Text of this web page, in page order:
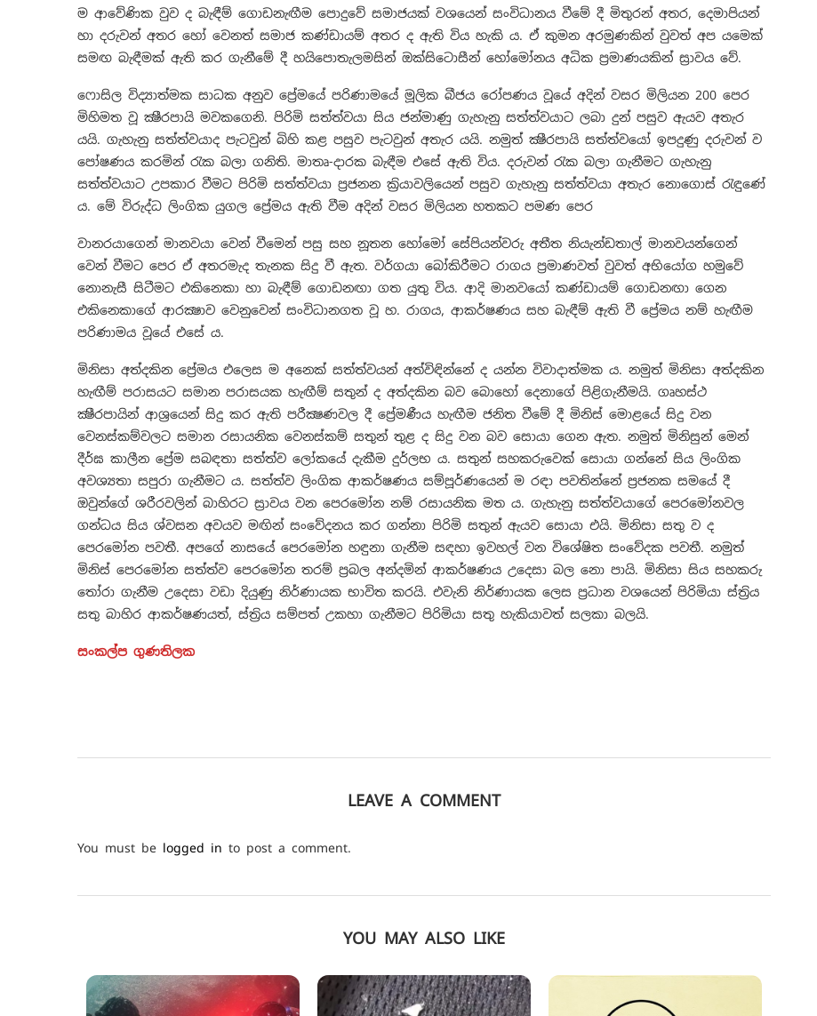
ම ආවේණික වුව ද බැඳීම් ගොඩනැඟීම පොදුවේ සමාජයක් වශයෙන් සංවිධානය වීමේ දී මිතුරන් අතර, දෙමාපියන්
හා දරුවන් අතර හෝ වෙනත් සමාජ කණ්ඩායම් අතර ද ඇති විය හැකි ය. ඒ කුමන අරමුණකින් වුවත් අප යමෙක්
සමඟ බැඳීමක් ඇති කර ගැනීමේ දී හයිපොතැලමසින් ඔක්සිටොසීන් හෝමෝනය අධික ප්‍රමාණයකින් ස්‍රාවය වේ.
ෆොසිල විද්‍යාත්මක සාධක අනුව ප්‍රේමයේ පරිණාමයේ මූලික බීජය රෝපණය වූයේ අදින් වසර මිලියන 200 පෙර
මිහිමත වූ ක්‍ෂීරපායි මවකගෙනි. පිරිමි සත්ත්වයා සිය ජන්මාණු ගැහැනු සත්ත්වයාට ලබා දුන් පසුව ඇයව අතැර
යයි. ගැහැනු සත්ත්වයාද පැටවුන් බිහි කළ පසුව පැටවුන් අතැර යයි. නමුත් ක්‍ෂීරපායි සත්ත්වයෝ ඉපදුණු දරුවන් ව
පෝෂණය කරමින් රැක බලා ගනිති. මාතෘ-දාරක බැඳීම එසේ ඇති විය. දරුවන් රැක බලා ගැනීමට ගැහැනු
සත්ත්වයාට උපකාර වීමට පිරිමි සත්ත්වයා ප්‍රජනන ක්‍රියාවලියෙන් පසුව ගැහැනු සත්ත්වයා අතැර නොගොස් රැඳුණේ
ය. මේ විරුද්ධ ලිංගික යුගල ප්‍රේමය ඇති වීම අදින් වසර මිලියන හතකට පමණ පෙර
වානරයාගෙන් මානවයා වෙන් වීමෙන් පසු සහ නූතන හෝමෝ සේපියන්වරු අතීත නියැන්ඩතාල් මානවයන්ගෙන්
වෙන් වීමට පෙර ඒ අතරමැද තැනක සිදු වී ඇත. වර්ගයා බෝකිරීමට රාගය ප්‍රමාණවත් වුවත් අභියෝග හමුවේ
නොනැසී සිටීමට එකිනෙකා හා බැඳීම් ගොඩනඟා ගත යුතු විය. ආදි මානවයෝ කණ්ඩායම් ගොඩනඟා ගෙන
එකිනෙකාගේ ආරක්‍ෂාව වෙනුවෙන් සංවිධානගත වූ හ. රාගය, ආකර්ෂණය සහ බැඳීම් ඇති වී ප්‍රේමය නම් හැඟීම
පරිණාමය වූයේ එසේ ය.
මිනිසා අත්දකින ප්‍රේමය එලෙස ම අනෙක් සත්ත්වයන් අත්විඳින්නේ ද යන්න විවාදාත්මක ය. නමුත් මිනිසා අත්දකින
හැඟීම් පරාසයට සමාන පරාසයක හැඟීම් සතුන් ද අත්දකින බව බොහෝ දෙනාගේ පිළිගැනීමයි. ගෘහස්ථ
ක්‍ෂීරපායින් ආශ්‍රයෙන් සිදු කර ඇති පරීක්‍ෂණවල දී ප්‍රේමණීය හැඟීම ජනිත වීමේ දී මිනිස් මොළයේ සිදු වන
වෙනස්කම්වලට සමාන රසායනික වෙනස්කම් සතුන් තුළ ද සිදු වන බව සොයා ගෙන ඇත. නමුත් මිනිසුන් මෙන්
දීර්ඝ කාලීන ප්‍රේම සබඳතා සත්ත්ව ලෝකයේ දැකීම දුර්ලභ ය. සතුන් සහකරුවෙක් සොයා ගන්නේ සිය ලිංගික
අවශ්‍යතා සපුරා ගැනීමට ය. සත්ත්ව ලිංගික ආකර්ෂණය සම්පූර්ණයෙන් ම රඳා පවතින්නේ ප්‍රජනක සමයේ දී
ඔවුන්ගේ ශරීරවලින් බාහිරට ස්‍රාවය වන පෙරමෝන නම් රසායනික මත ය. ගැහැනු සත්ත්වයාගේ පෙරමෝනවල
ගන්ධය සිය ශ්වසන අවයව මඟින් සංවේදනය කර ගන්නා පිරිමි සතුන් ඇයව සොයා එයි. මිනිසා සතු ව ද
පෙරමෝන පවතී. අපගේ නාසයේ පෙරමෝන හඳුනා ගැනීම සඳහා ඉවහල් වන විශේෂිත සංවේදක පවතී. නමුත්
මිනිස් පෙරමෝන සත්ත්ව පෙරමෝන තරම් ප්‍රබල අන්දමින් ආකර්ෂණය උදෙසා බල නො පායි. මිනිසා සිය සහකරු
තෝරා ගැනීම උදෙසා වඩා දියුණු නිර්ණායක භාවිත කරයි. එවැනි නිර්ණායක ලෙස ප්‍රධාන වශයෙන් පිරිමියා ස්ත්‍රිය
සතු බාහිර ආකර්ෂණයත්, ස්ත්‍රිය සම්පත් උකහා ගැනීමට පිරිමියා සතු හැකියාවත් සලකා බලයි.
සංකල්ප ගුණතිලක
LEAVE A COMMENT
You must be logged in to post a comment.
YOU MAY ALSO LIKE